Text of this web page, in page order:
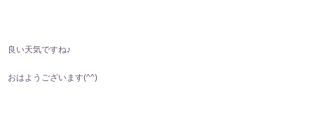
良い天気ですね♪
おはようございます(⁠^⁠^⁠)